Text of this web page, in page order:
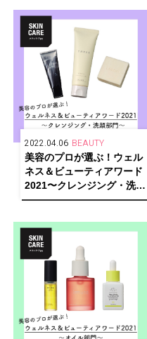
2022.04.06 BEAUTY
美容のプロが選ぶ！ウェル
ネス＆ビューティアワード
2021〜クレンジング・洗顔
部門〜